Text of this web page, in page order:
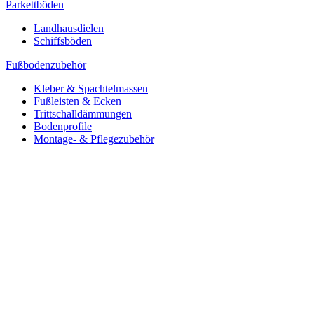
Parkettböden
Landhausdielen
Schiffsböden
Fußbodenzubehör
Kleber & Spachtelmassen
Fußleisten & Ecken
Trittschalldämmungen
Bodenprofile
Montage- & Pflegezubehör